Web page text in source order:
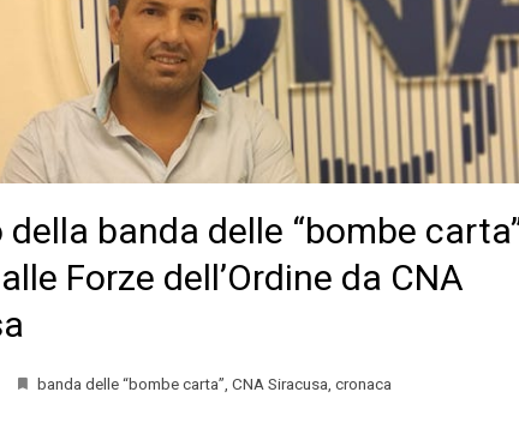
banda delle “bombe
Forze dell’Ordine da CNA
banda delle “bombe carta” CNA Siracusa cronaca